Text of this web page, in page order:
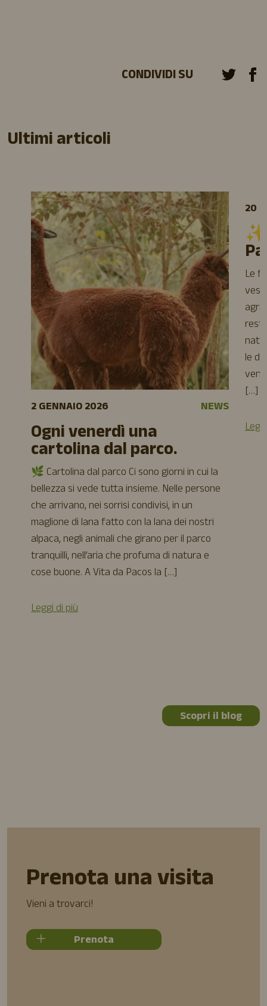
CONDIVIDI SU
Ultimi articoli
2 GENNAIO 2026 NEWS
Ogni venerdì una
cartolina dal parco.
🌿 Cartolina dal parco Ci sono giorni in cui la
bellezza si vede tutta insieme. Nelle persone
che arrivano, nei sorrisi condivisi, in un
maglione di lana fatto con la lana dei nostri
alpaca, negli animali che girano per il parco
tranquilli, nell’aria che profuma di natura e
cose buone. A Vita da Pacos la […]
Leggi di più
20
Le
le
[…]
Scopri il blog
Prenota una visita
Vieni a trovarci!
Prenota